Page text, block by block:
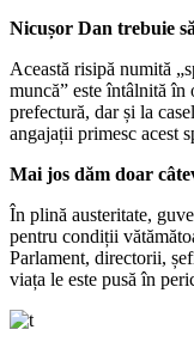
Nicușor Dan trebuie
Această risipă numită
muncă” este întâlnită
prefectură, dar și la
angajații primesc acest
Mai jos dăm doar
În plină austeritate,
pentru condiții
Parlament, directorii,
viața le este pusă în